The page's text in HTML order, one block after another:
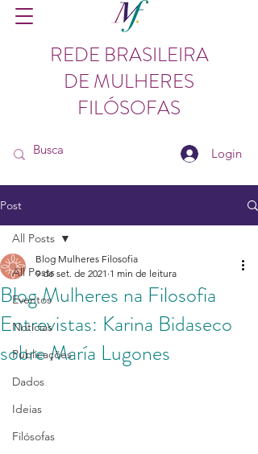
REDE BRASILEIRA
DE MULHERES
FILÓSOFAS
Login
Post
All Posts
Eventos
Notícias
Publicações
Dados
Ideias
Filósofas
All Posts
Blog Mulheres na Filosofia
Entrevistas: Karina Bidaseco
sobre María Lugones
Blog Mulheres Filosofia
9 de set. de 2021 1 min de leitura